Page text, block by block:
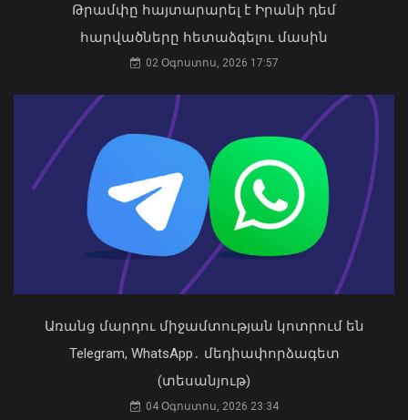
Թուրքիայում երկրաշարժ է տեղի
09 Օգոստոս, 2026 21:08
Պատկերված անձը որոնվում է
Կաթողիկոսը պետք է օրենքի առաջ
կանգնի, եթե հանցանք է գործել, կամ
դարձել. աստվածաբան
07 Օգոստոս, 2026 17:03
Թրամփը հայտարարել է Իրանի դեմ
հարվածները հետաձգելու մասին
02 Օգոստոս, 2026 17:57
Առանց մարդու միջամտության կոտրում են
Telegram, WhatsApp․ մեդիափորձագետ
(տեսանյութ)
04 Օգոստոս, 2026 23:34